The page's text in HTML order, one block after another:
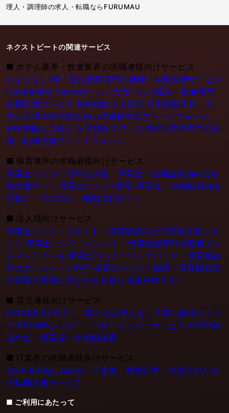
理人・調理師の求人・転職ならFURUMAU
ネクストビートの関連サービス
■ ホテル業界・飲食業界の求職者様向けサービス
おもてなしHR - 宿泊業界専門の就職・転職支援サービス
Hospitality Careers - シンガポールの宿泊・飲食専門
転職支援サービス 886旅館人力銀行 日本旅館工作 - 日
本と台湾の観光業を結ぶ課題解決型プラットフォーム
886旅館人力銀行 台湾旅館工作 - 台湾宿泊業界専門の就
職・転職支援プラットフォーム
■ 保育業界の求職者様向けサービス
保育士バンク! -日本最大級。保育士・幼稚園教論向け転
職支援サイト 保育士バンク! 新卒-保育士・幼稚園教論を
目指す「学生向け」就職活動サイト
■ 法人様向けサービス
保育士バンク！コネクト - 保育施設向けの業務支援シス
テム 保育士バンク！パレット - 保育施設専門の職員マネ
ジメントツール 保育士バンク！ウェブパック - 保育施設
向けホームページ制作 保育士バンク！総研 - 保育園経営
や保育の実務に活かせる有益な情報発信サイト
■ 育児者様向けサービス
KIDSNA STYLE - 「育てるを考える」子育て情報メディ
ア KIDSNAシッター - ベビーシッターサービス KIDSNA
園ナビ - 保育園・幼稚園検索
■ IT業界の求職者様向けサービス
Tech Bridge Japan - IT企業、成長企業、外国人のため
の転職支援サービス
■ ご利用にあたって